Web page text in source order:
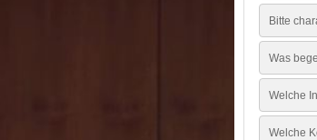
Bitte
Was
Welche
Welche